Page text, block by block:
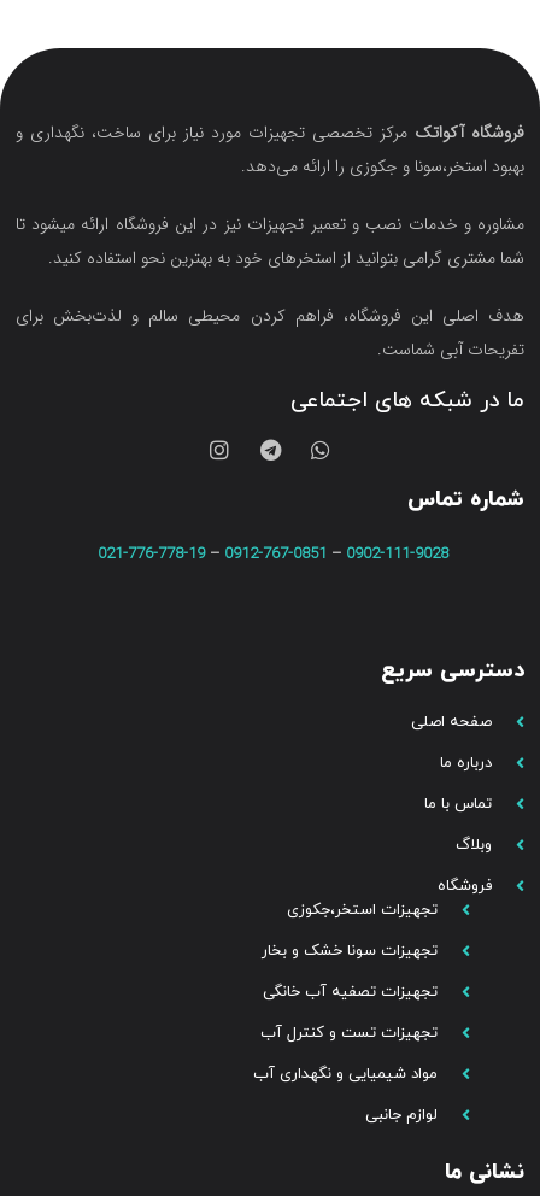
فروشگاه آکواتک مرکز تخصصی تجهیزات مورد نیاز برای ساخت، نگهداری و
بهبود استخر،سونا و جکوزی را ارائه می‌دهد.
مشاوره و خدمات نصب و تعمیر تجهیزات نیز در این فروشگاه ارائه میشود تا
شما مشتری گرامی بتوانید از استخرهای خود به بهترین نحو استفاده کنید.
هدف اصلی این فروشگاه‌، فراهم کردن محیطی سالم و لذت‌بخش برای
تفریحات آبی شماست.
ما در شبکه های اجتماعی
شماره تماس
0902-111-9028
–
0912-767-0851
–
021-776-778-19
دسترسی سریع
صفحه اصلی
درباره ما
تماس با ما
وبلاگ
فروشگاه
تجهیزات استخر،جکوزی
تجهیزات سونا خشک و بخار
تجهیزات تصفیه آب خانگی
تجهیزات تست و کنترل آب
مواد شیمیایی و نگهداری آب
لوازم جانبی
نشانی ما